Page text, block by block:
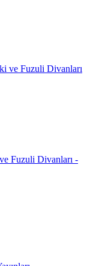
Fuzuli Divanları -